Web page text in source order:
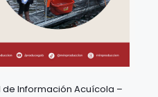
de Información Acuícola –